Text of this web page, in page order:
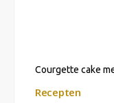
Courgette cake
Recepten